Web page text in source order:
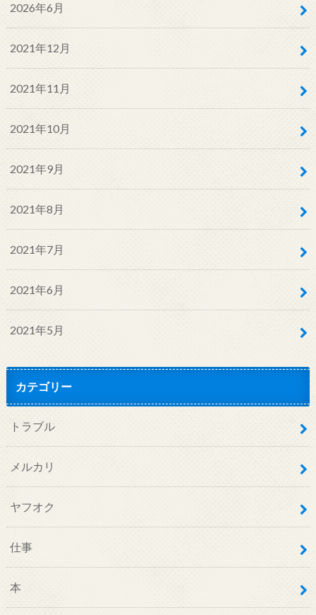
2026年6月
2021年12月
2021年11月
2021年10月
2021年9月
2021年8月
2021年7月
2021年6月
2021年5月
カテゴリー
トラブル
メルカリ
ヤフオク
仕事
本